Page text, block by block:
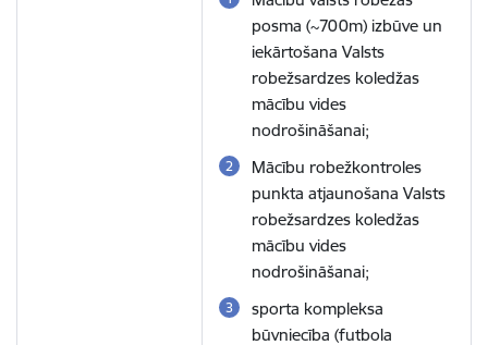
posma (~700m) izbūve un
iekārtošana Valsts
robežsardzes koledžas
mācību vides
nodrošināšanai;
Mācību robežkontroles
punkta atjaunošana Valsts
robežsardzes koledžas
mācību vides
nodrošināšanai;
sporta kompleksa
būvniecība (futbola